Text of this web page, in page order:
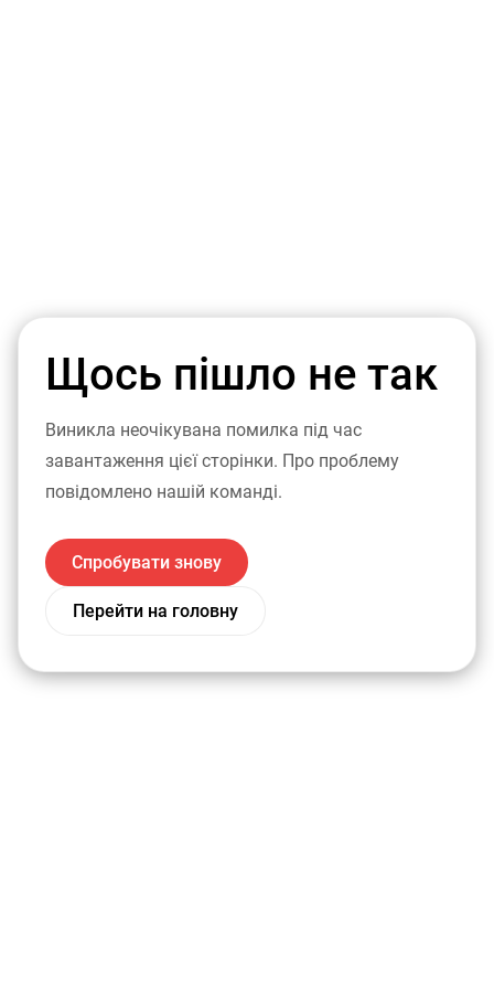
Щось пішло не так
Виникла неочікувана помилка під час
завантаження цієї сторінки. Про проблему
повідомлено нашій команді.
Спробувати знову
Перейти на головну